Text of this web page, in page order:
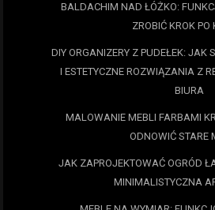
BALDACHIM NAD ŁÓŻKO:
ZROBIĆ KROK PO
DIY ORGANIZERY Z PUDEŁEK: JAK
I ESTETYCZNE ROZWIĄZANIA Z
BIURA
MALOWANIE MEBLI FARBAMI
ODNOWIĆ STARE
JAK ZAPROJEKTOWAĆ OGRÓD
MINIMALISTYCZNA